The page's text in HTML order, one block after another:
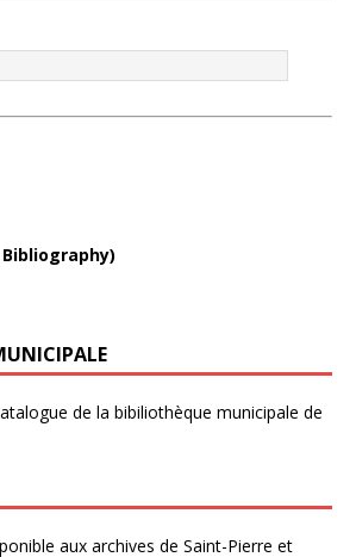
de la bibiliothèque municipale de
aux archives de Saint-Pierre et